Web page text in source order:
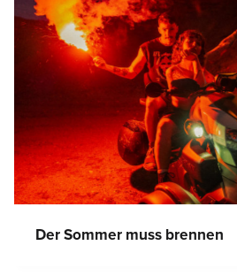
Der Sommer muss brennen